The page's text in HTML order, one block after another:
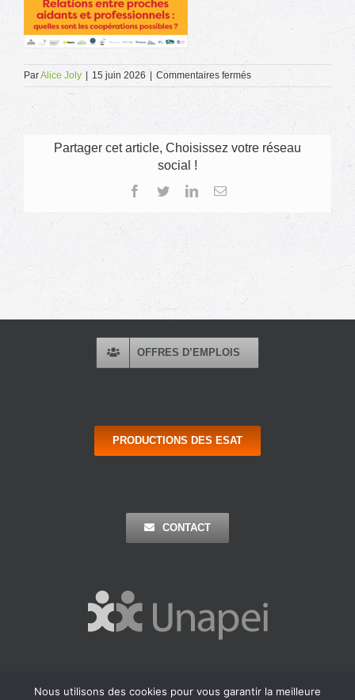
ParAlice Joly 15 juin 2026 Commentaires ferméssur
Affiche
Partager cet article, Choisissez votre réseau
social !
Facebook
TwitterLinkedInEmail
OFFRES D’EMPLOIS
PRODUCTIONS DES ESAT
CONTACT
Nous utilisons des cookies pour vous garantir la meilleure